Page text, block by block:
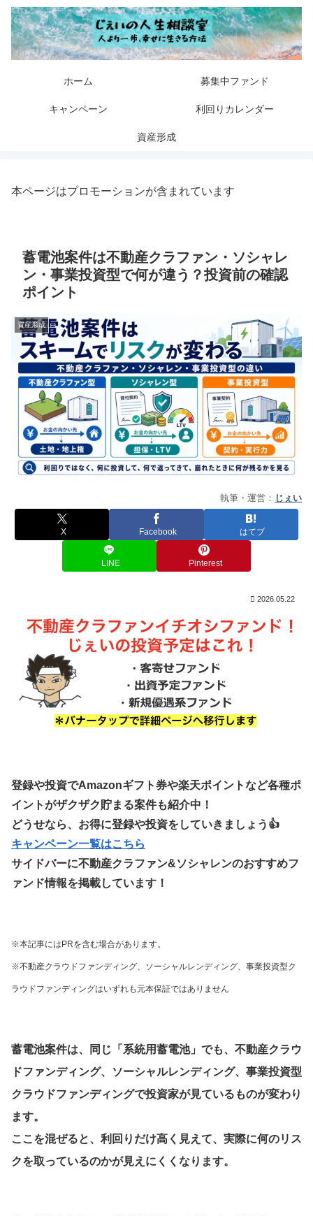
ホーム 募集中ファンド
キャンペーン 利回りカレンダー
資産形成
本ページはプロモーションが含まれています
蓄電池案件は不動産クラファン・ソシャレ
ン・事業投資型で何が違う？投資前の確認
ポイント
資産形成
執筆・運営： じぇい
X Facebook はてブ
LINE Pinterest
2026.05.22
登録や投資でAmazonギフト券や楽天ポイントなど各種ポ
イントがザクザク貯まる案件も紹介中！
どうせなら、お得に登録や投資をしていきましょう👍
キャンペーン一覧はこちら
サイドバーに不動産クラファン&ソシャレンのおすすめフ
ァンド情報を掲載しています！
※本記事にはPRを含む場合があります。
※不動産クラウドファンディング、ソーシャルレンディング、事業投資型ク
ラウドファンディングはいずれも元本保証ではありません
蓄電池案件は、同じ「系統用蓄電池」でも、不動産クラウ
ドファンディング、ソーシャルレンディング、事業投資型
クラウドファンディングで投資家が見ているものが変わり
ます。
ここを混ぜると、利回りだけ高く見えて、実際に何のリス
クを取っているのかが見えにくくなります。